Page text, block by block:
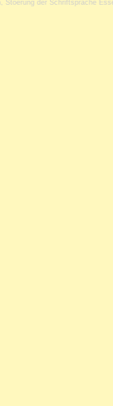
Stoerung der Schriftsprache